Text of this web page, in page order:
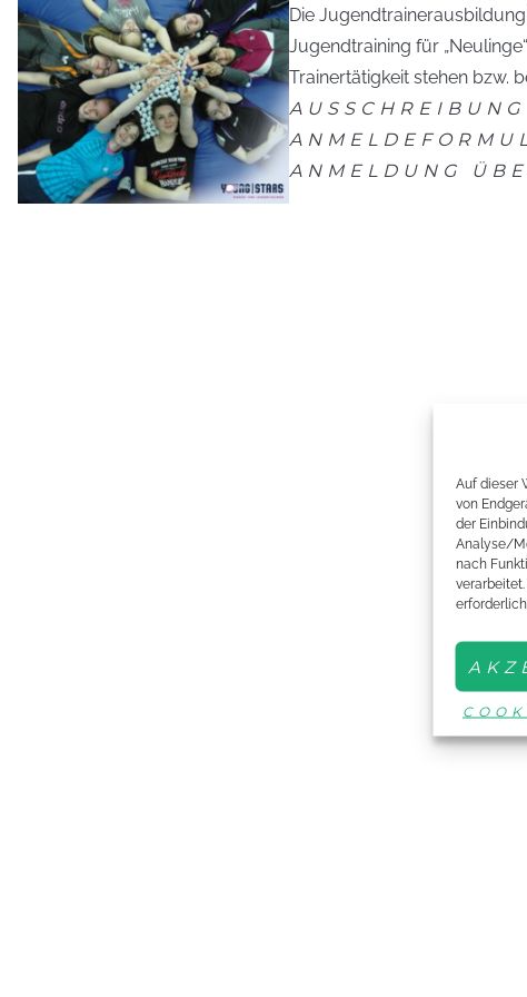
Auf dieser
von
der
Analyse/
nach
Die
Jugendtraining für
Trainertätigkeit stehen bzw.
ANMELDUNG